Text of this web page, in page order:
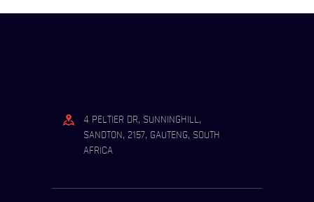
4 PELTIER DR, SUNNINGHILL,
SANDTON, 2157, GAUTENG, SOUTH
AFRICA